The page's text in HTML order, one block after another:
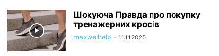
Шокуюча Правда про покупку
тренажерних кросів
maxwelhelp - 11.11.2025